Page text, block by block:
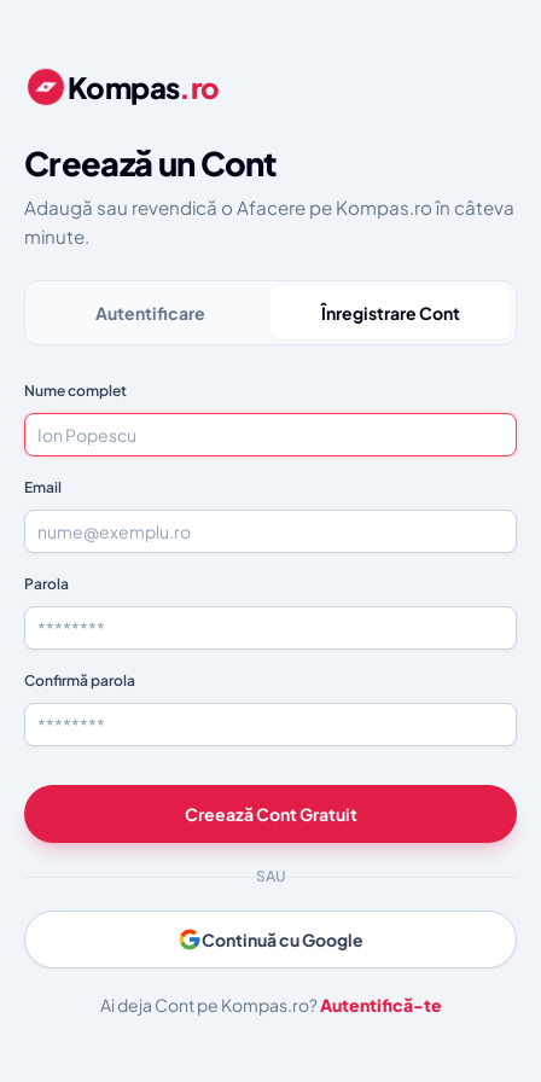
Kompas.ro
Creează un Cont
Adaugă sau revendică o Afacere pe Kompas.ro în câteva
minute.
Autentificare Înregistrare Cont
Nume complet
Email
Parola
Confirmă parola
Creează Cont Gratuit
SAU
Continuă cu Google
Ai deja Cont pe Kompas.ro?Autentifică-te